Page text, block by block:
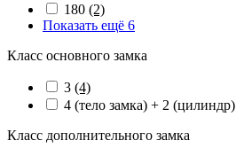
180 (2)
Показать ещё 6
Класс основного замка
3 (4)
4 (тело замка) + 2 (цилиндр)
Класс дополнительного замка